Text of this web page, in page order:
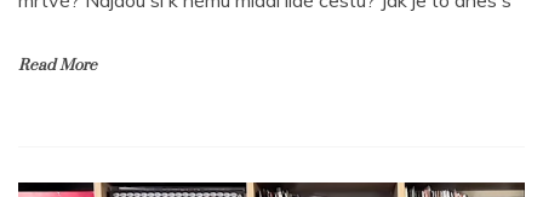
Read More